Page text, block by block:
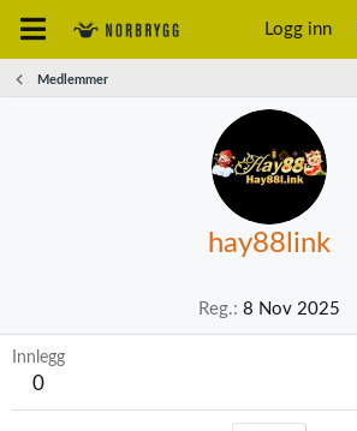
Logg inn
Medlemmer
hay88link
Reg. 8 Nov 2025
Innlegg
0